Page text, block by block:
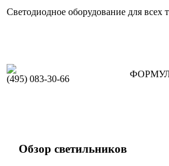
Светодиодное оборудование для всех
(495) 083-30-66
Обзор светильников